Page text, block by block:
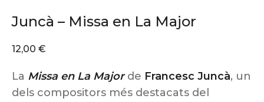
Juncà – Missa en La Major
12,00 €
La Missa en La Majorde Francesc Juncà, un
dels compositors més destacats del